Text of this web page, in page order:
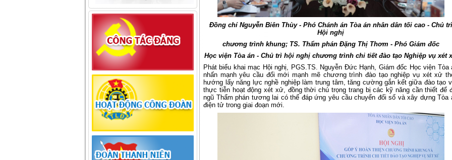
Đồng chí Nguyễn Biên Thùy - Phó Chánh án Tòa án nhân dân tối cao - Chủ trì
Hội nghị
chương trình khung; TS. Thẩm phán Đặng Thị Thơm - Phó Giám đốc
Học viện Tòa án - Chủ trì hội nghị chương trình chi tiết đào tạo Nghiệp vụ xét
Phát biểu khai mạc Hội nghị, PGS.TS. Nguyễn Đức Hạnh, Giám đốc Học viện Tòa
nhấn mạnh yêu cầu đổi mới mạnh mẽ chương trình đào tạo nghiệp vụ xét xử
hướng lấy năng lực nghề nghiệp làm trung tâm, tăng cường gắn kết giữa đào tạo
thực tiễn hoạt động xét xử, đồng thời chú trọng trang bị các kỹ năng cần thiết để
ngũ Thẩm phán tương lai có thể đáp ứng yêu cầu chuyển đổi số và xây dựng Tòa
điện tử trong giai đoạn mới.